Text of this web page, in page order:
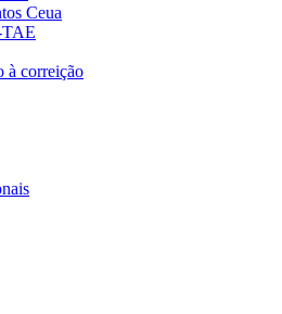
Ceua
TAE
à correição